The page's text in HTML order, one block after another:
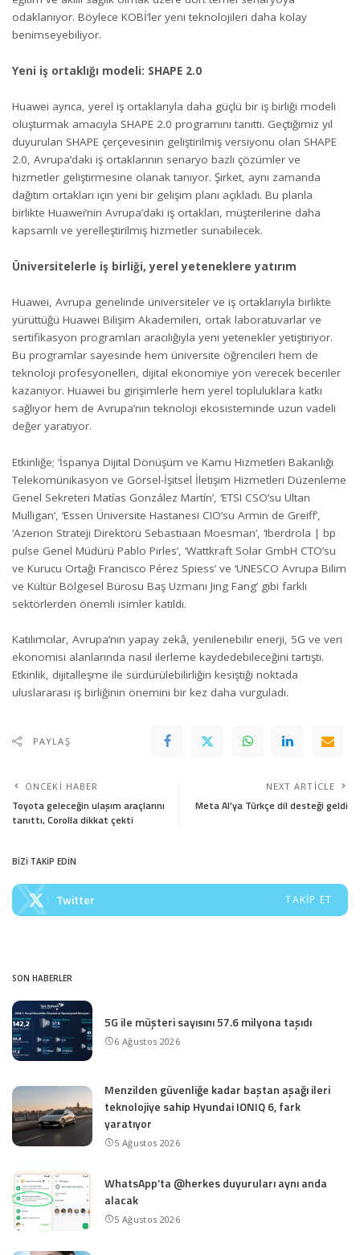
odaklanıyor. Böylece KOBİ’ler yeni teknolojileri daha kolay
benimseyebiliyor.
Yeni iş ortaklığı modeli: SHAPE 2.0
Huawei ayrıca, yerel iş ortaklarıyla daha güçlü bir iş birliği modeli
oluşturmak amacıyla SHAPE 2.0 programını tanıttı. Geçtiğimiz yıl
duyurulan SHAPE çerçevesinin geliştirilmiş versiyonu olan SHAPE
2.0, Avrupa’daki iş ortaklarının senaryo bazlı çözümler ve
hizmetler geliştirmesine olanak tanıyor. Şirket, aynı zamanda
dağıtım ortakları için yeni bir gelişim planı açıkladı. Bu planla
birlikte Huawei’nin Avrupa’daki iş ortakları, müşterilerine daha
kapsamlı ve yerelleştirilmiş hizmetler sunabilecek.
Üniversitelerle iş birliği, yerel yeteneklere yatırım
Huawei, Avrupa genelinde üniversiteler ve iş ortaklarıyla birlikte
yürüttüğü Huawei Bilişim Akademileri, ortak laboratuvarlar ve
sertifikasyon programları aracılığıyla yeni yetenekler yetiştiriyor.
Bu programlar sayesinde hem üniversite öğrencileri hem de
teknoloji profesyonelleri, dijital ekonomiye yön verecek beceriler
kazanıyor. Huawei bu girişimlerle hem yerel topluluklara katkı
sağlıyor hem de Avrupa’nın teknoloji ekosisteminde uzun vadeli
değer yaratıyor.
Etkinliğe; ‘İspanya Dijital Dönüşüm ve Kamu Hizmetleri Bakanlığı
Telekomünikasyon ve Görsel-İşitsel İletişim Hizmetleri Düzenleme
Genel Sekreteri Matías González Martín’, ‘ETSI CSO’su Ultan
Mulligan’, ‘Essen Üniversite Hastanesi CIO’su Armin de Greiff’,
‘Azerion Strateji Direktörü Sebastiaan Moesman’, ‘Iberdrola | bp
pulse Genel Müdürü Pablo Pirles’, ‘Wattkraft Solar GmbH CTO’su
ve Kurucu Ortağı Francisco Pérez Spiess’ ve ‘UNESCO Avrupa Bilim
ve Kültür Bölgesel Bürosu Baş Uzmanı Jing Fang’ gibi farklı
sektörlerden önemli isimler katıldı.
Katılımcılar, Avrupa’nın yapay zekâ, yenilenebilir enerji, 5G ve veri
ekonomisi alanlarında nasıl ilerleme kaydedebileceğini tartıştı.
Etkinlik, dijitalleşme ile sürdürülebilirliğin kesiştiği noktada
uluslararası iş birliğinin önemini bir kez daha vurguladı.
PAYLAŞ
ÖNCEKI HABER
Toyota geleceğin ulaşım araçlarını
tanıttı, Corolla dikkat çekti
NEXT ARTICLE
Meta AI’ya Türkçe dil desteği geldi
BİZİ TAKİP EDİN
Twitter TAKIP ET
SON HABERLER
5G ile müşteri sayısını 57.6 milyona taşıdı
6 Ağustos 2026
Menzilden güvenliğe kadar baştan aşağı ileri
teknolojiye sahip Hyundai IONIQ 6, fark
yaratıyor
5 Ağustos 2026
WhatsApp’ta @herkes duyuruları aynı anda
alacak
5 Ağustos 2026